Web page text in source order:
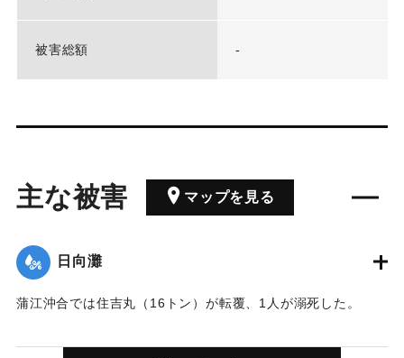
被害総額 -
主な被害 マップを見る
日向灘
蒲江沖合では住吉丸（16トン）が転覆、1人が溺死した。
｜固有コード:00315001